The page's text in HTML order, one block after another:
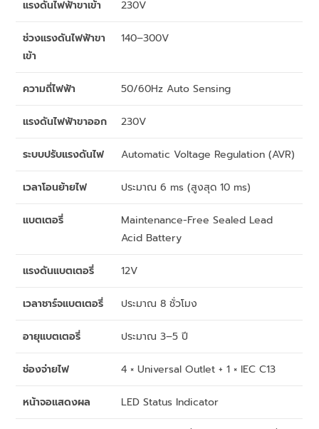
แรงดันไฟฟ้าขาเข้า 230V
ช่วงแรงดันไฟฟ้าขา
เข้า
140–300V
ความถี่ไฟฟ้า 50/60Hz Auto Sensing
แรงดันไฟฟ้าขาออก 230V
ระบบปรับแรงดันไฟ Automatic Voltage Regulation (AVR)
เวลาโอนย้ายไฟ ประมาณ 6 ms (สูงสุด 10 ms)
แบตเตอรี่
Maintenance-Free Sealed Lead
Acid Battery
แรงดันแบตเตอรี่ 12V
เวลาชาร์จแบตเตอรี่ ประมาณ 8 ชั่วโมง
อายุแบตเตอรี่ ประมาณ 3–5 ปี
ช่องจ่ายไฟ 4 × Universal Outlet + 1 × IEC C13
หน้าจอแสดงผล LED Status Indicator